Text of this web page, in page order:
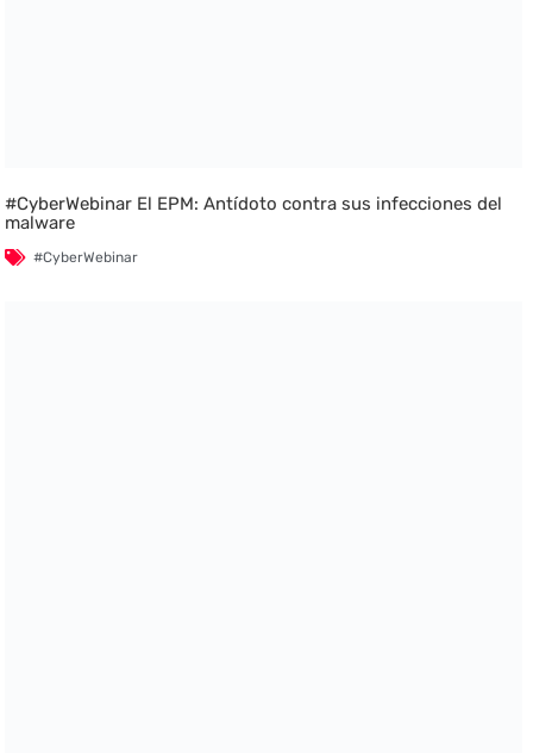
#CyberWebinar El EPM: Antídoto contra sus infecciones del
malware
#CyberWebinar